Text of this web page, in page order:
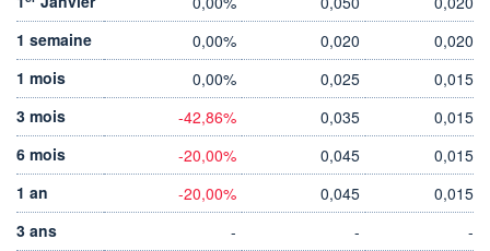
1 semaine
0,00% 0,020
0,020
1 mois
0,00% 0,025
0,015
3 mois
-42,86% 0,035
0,015
6 mois
-20,00% 0,045
0,015
1 an
-20,00% 0,045
0,015
3 ans
- -
-